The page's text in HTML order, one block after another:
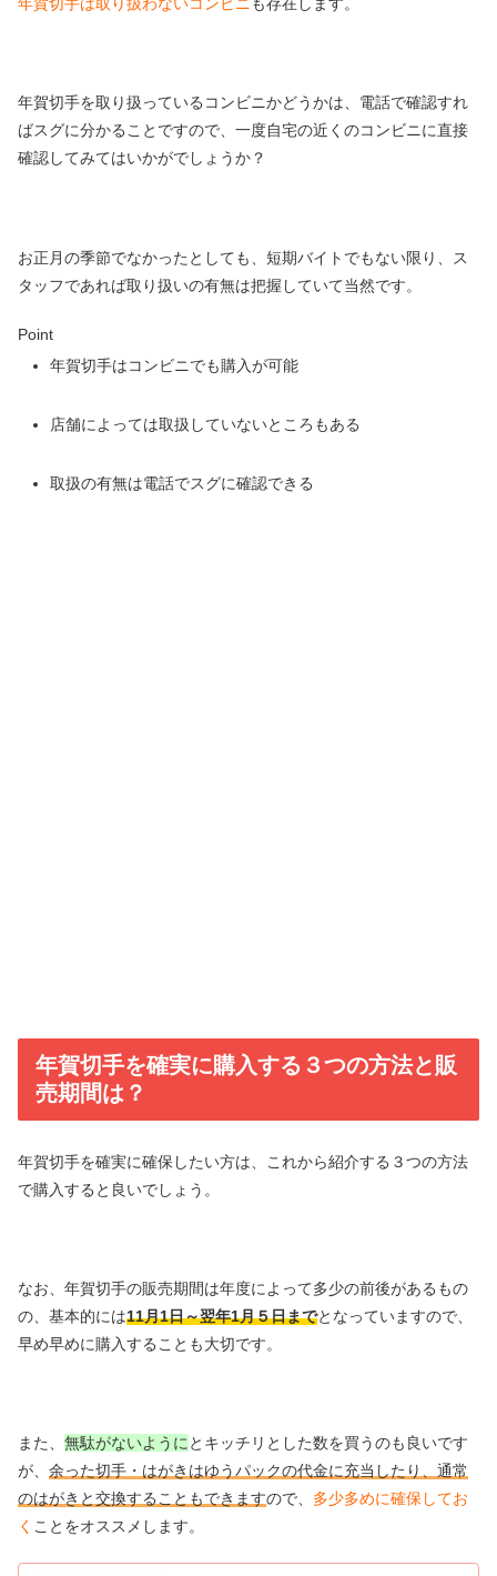
年賀切手は取り扱わないコンビニも存在します。
年賀切手を取り扱っているコンビニかどうかは、電話で確認すれ
ばスグに分かることですので、一度自宅の近くのコンビニに直接
確認してみてはいかがでしょうか？
お正月の季節でなかったとしても、短期バイトでもない限り、ス
タッフであれば取り扱いの有無は把握していて当然です。
Point
年賀切手はコンビニでも購入が可能
店舗によっては取扱していないところもある
取扱の有無は電話でスグに確認できる
年賀切手を確実に購入する３つの方法と販
売期間は？
年賀切手を確実に確保したい方は、これから紹介する３つの方法
で購入すると良いでしょう。
なお、年賀切手の販売期間は年度によって多少の前後があるもの
の、基本的には11月1日～翌年1月５日までとなっていますので、
早め早めに購入することも大切です。
また、 無駄がないようにとキッチリとした数を買うのも良いです
が、 余った切手・はがきはゆうパックの代金に充当したり、通常
のはがきと交換することもできますので、 多少多めに確保してお
く ことをオススメします。